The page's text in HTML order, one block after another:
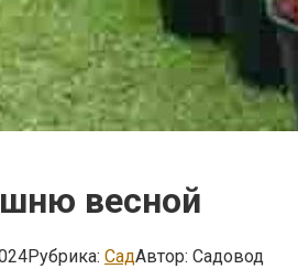
весной
Рубрика: СадАвтор: Садовод